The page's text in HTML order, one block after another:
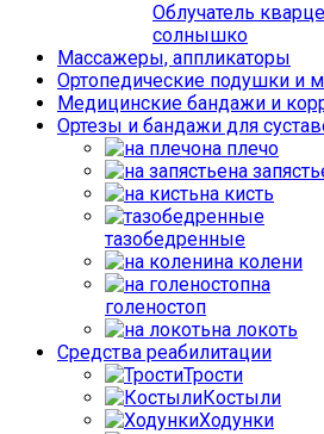
Облучатель
солнышко
Массажеры, аппликаторы
Ортопедические подушки и
Медицинские бандажи и
Ортезы и бандажи для
на плечо
на
на кисть
тазобедренные
на колени
на
голеностоп
на локоть
Средства реабилитации
Трости
Костыли
Ходунки